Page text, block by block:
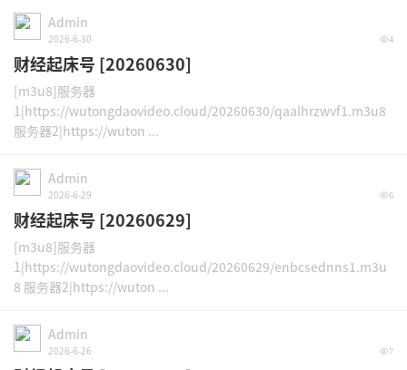
Admin
2026-6-30 4
财经起床号 [20260630]
[m3u8]服务器
1|https://wutongdaovideo.cloud/20260630/qaalhrzwvf1.m3u8
服务器2|https://wuton ...
Admin
2026-6-29 6
财经起床号 [20260629]
[m3u8]服务器
1|https://wutongdaovideo.cloud/20260629/enbcsednns1.m3u
8 服务器2|https://wuton ...
Admin
2026-6-26 7